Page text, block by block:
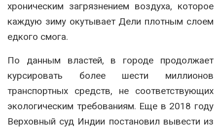
хроническим загрязнением воздуха, которое
каждую зиму окутывает Дели плотным слоем
едкого смога.
По данным властей, в городе продолжает
курсировать более шести миллионов
транспортных средств, не соответствующих
экологическим требованиям. Еще в 2018 году
Верховный суд Индии постановил вывести из